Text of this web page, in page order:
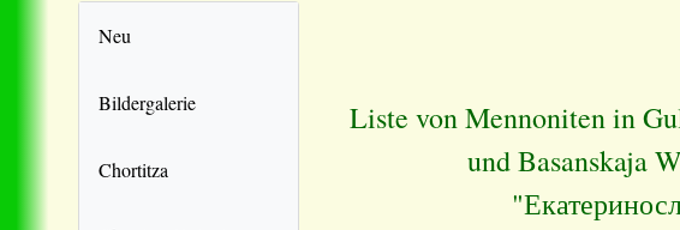
Neu
Bildergalerie
Chortitza
Liste von Mennoniten in
und Basanskaja